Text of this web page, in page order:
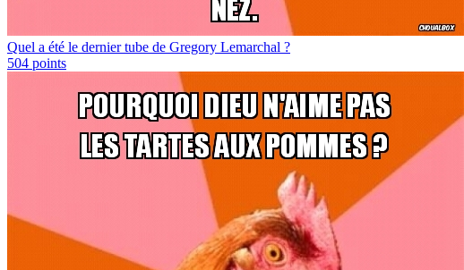
Quel a été le dernier tube de Gregory Lemarchal ?
504 points